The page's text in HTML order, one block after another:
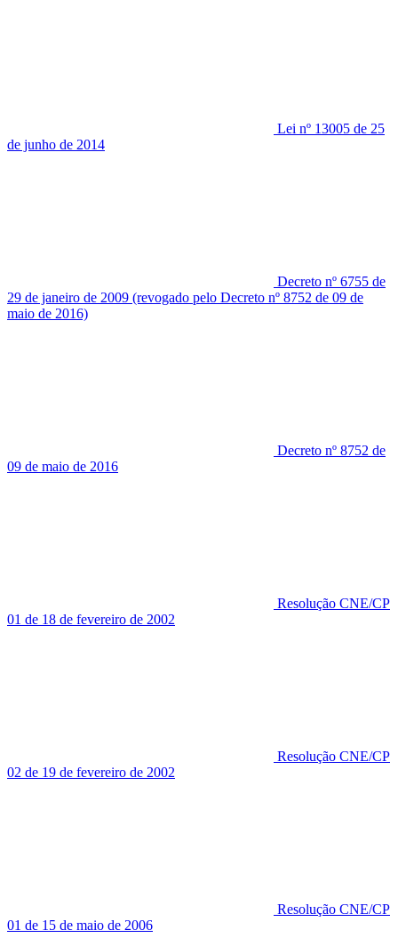
Lei nº 13005 de 25
de junho de 2014
Decreto nº 6755 de
29 de janeiro de 2009 (revogado pelo Decreto nº 8752 de 09 de
maio de 2016)
Decreto nº 8752 de
09 de maio de 2016
Resolução CNE/CP
01 de 18 de fevereiro de 2002
Resolução CNE/CP
02 de 19 de fevereiro de 2002
Resolução CNE/CP
01 de 15 de maio de 2006